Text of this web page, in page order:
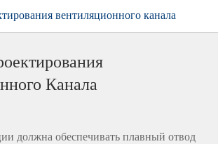
вентиляционного канала
Канала
должна обеспечивать плавный отвод